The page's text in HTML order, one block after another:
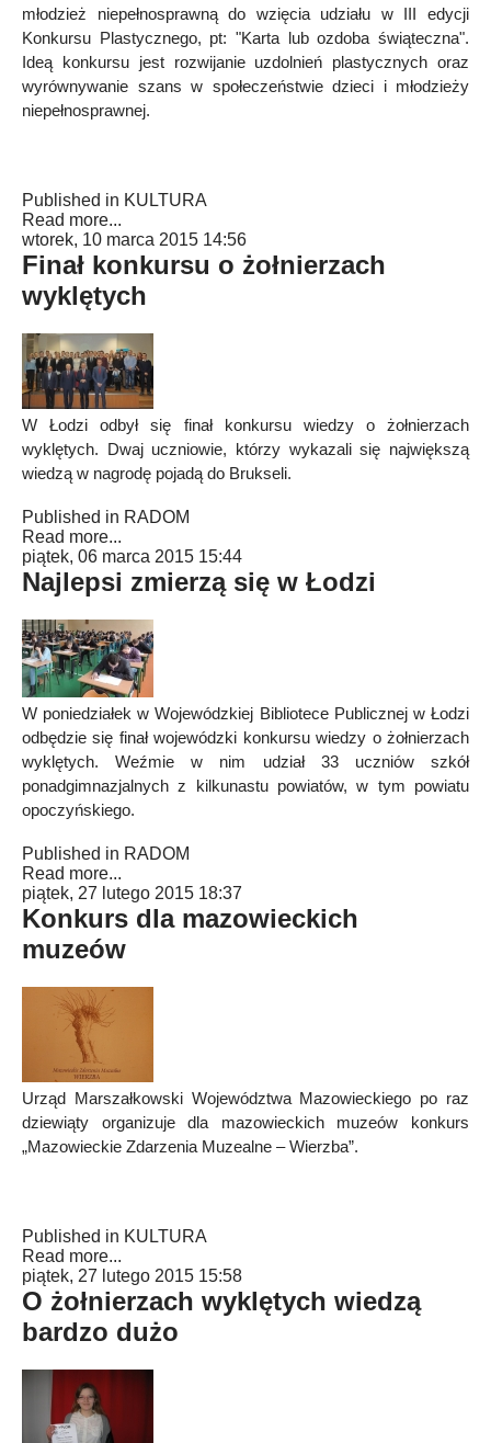
młodzież niepełnosprawną do wzięcia udziału w III edycji
Konkursu Plastycznego, pt: "Karta lub ozdoba świąteczna".
Ideą konkursu jest rozwijanie uzdolnień plastycznych oraz
wyrównywanie szans w społeczeństwie dzieci i młodzieży
niepełnosprawnej.
Published in KULTURA
Read more...
wtorek, 10 marca 2015 14:56
Finał konkursu o żołnierzach
wyklętych
W Łodzi odbył się finał konkursu wiedzy o żołnierzach
wyklętych. Dwaj uczniowie, którzy wykazali się największą
wiedzą w nagrodę pojadą do Brukseli.
Published in RADOM
Read more...
piątek, 06 marca 2015 15:44
Najlepsi zmierzą się w Łodzi
W poniedziałek w Wojewódzkiej Bibliotece Publicznej w Łodzi
odbędzie się finał wojewódzki konkursu wiedzy o żołnierzach
wyklętych. Weźmie w nim udział 33 uczniów szkół
ponadgimnazjalnych z kilkunastu powiatów, w tym powiatu
opoczyńskiego.
Published in RADOM
Read more...
piątek, 27 lutego 2015 18:37
Konkurs dla mazowieckich
muzeów
Urząd Marszałkowski Województwa Mazowieckiego po raz
dziewiąty organizuje dla mazowieckich muzeów konkurs
„Mazowieckie Zdarzenia Muzealne – Wierzba”.
Published in KULTURA
Read more...
piątek, 27 lutego 2015 15:58
O żołnierzach wyklętych wiedzą
bardzo dużo